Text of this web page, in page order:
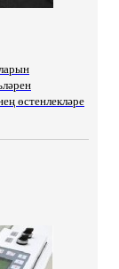
өстенлекләре